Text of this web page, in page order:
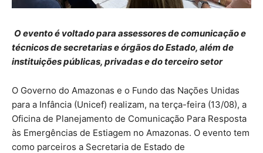
O evento é voltado para assessores de comunicação e
técnicos de secretarias e órgãos do Estado, além de
instituições públicas, privadas e do terceiro setor
O Governo do Amazonas e o Fundo das Nações Unidas
para a Infância (Unicef) realizam, na terça-feira (13/08), a
Oficina de Planejamento de Comunicação Para Resposta
às Emergências de Estiagem no Amazonas. O evento tem
como parceiros a Secretaria de Estado de